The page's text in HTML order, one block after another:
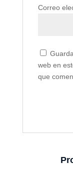
Correo
web en
que